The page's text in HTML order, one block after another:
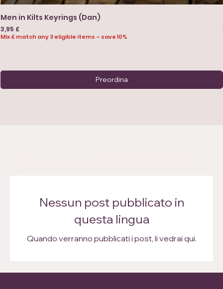
Men in Kilts Keyrings (Dan)
Prezzo
3,95 £
Mix & match any 3 eligible items – save 10%
Preordina
Nessun post pubblicato in
questa lingua
Quando verranno pubblicati i post, li vedrai qui.